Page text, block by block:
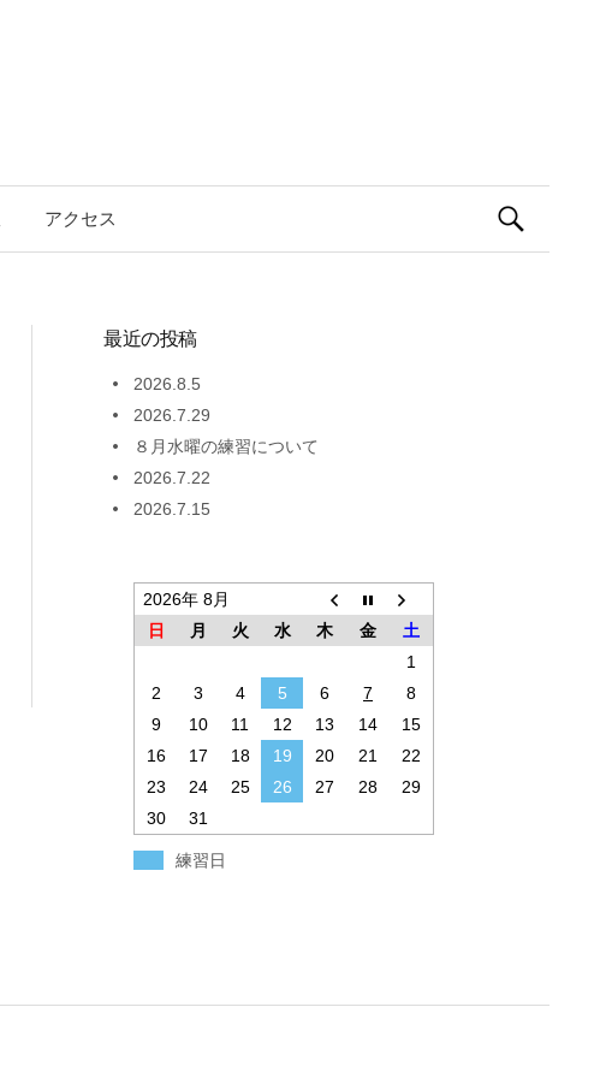
アクセス 検
最近の投稿
2026.8.5
2026.7.29
８月水曜の練習について
2026.7.22
2026.7.15
2026年 8月
日
月 火 水 木 金
土
1
2
3 4 5 6 7
8
9
10 11 12 13 14
15
16
17 18 19 20 21
22
23
24 25 26 27 28
29
30
31
練習日